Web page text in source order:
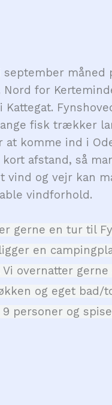
måned
Nord for
fisk trækker
komme ind i
afstand, så
vind og vejr kan
vindforhold.
gerne en tur til
en
overnatter gerne
og eget bad/
personer og